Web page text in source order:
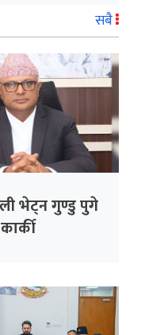
सबै
भेट्न गुण्डु पुगे